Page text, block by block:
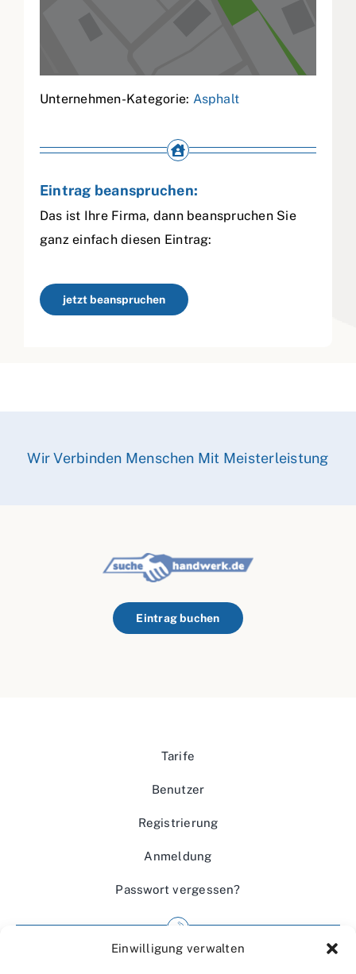
Einwilligung verwalten
Unternehmen-Kategorie: Asphalt
Eintrag beanspruchen:
Das ist Ihre Firma, dann beanspruchen Sie
ganz einfach diesen Eintrag:
jetzt beanspruchen
Wir Verbinden Menschen Mit Meisterleistung
Eintrag buchen
Tarife
Benutzer
Registrierung
Anmeldung
Passwort vergessen?